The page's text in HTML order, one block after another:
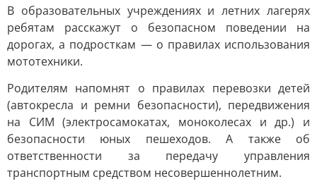
В образовательных учреждениях и летних лагерях
ребятам расскажут о безопасном поведении на
дорогах, а подросткам — о правилах использования
мототехники.
Родителям напомнят о правилах перевозки детей
(автокресла и ремни безопасности), передвижения
на СИМ (электросамокатах, моноколесах и др.) и
безопасности юных пешеходов. А также об
ответственности за передачу управления
транспортным средством несовершеннолетним.